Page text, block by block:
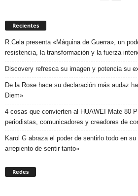
Recientes
R.Cela presenta «Máquina de Guerra», un
resistencia, la transformación y la fuerza
Discovery refresca su imagen y potencia su
De la Rose hace su declaración más audaz
Diem»
4 cosas que convierten al HUAWEI Mate 80
periodistas, comunicadores y creadores de
Karol G abraza el poder de sentirlo todo en
arrepiento de sentir tanto»
Redes